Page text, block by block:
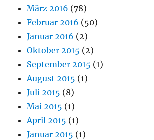
März 2016 (78)
Februar 2016 (50)
Januar 2016 (2)
Oktober 2015 (2)
September 2015 (1)
August 2015 (1)
Juli 2015 (8)
Mai 2015 (1)
April 2015 (1)
Januar 2015 (1)